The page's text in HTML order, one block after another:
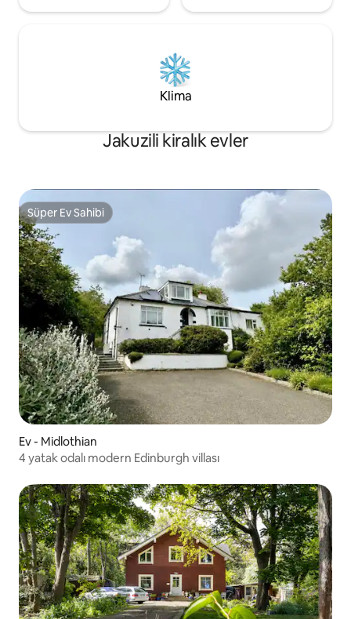
Klima
Jakuzili kiralık evler
Süper Ev Sahibi
Süper Ev Sahibi
Ev - Midlothian
4 yatak odalı modern Edinburgh villası